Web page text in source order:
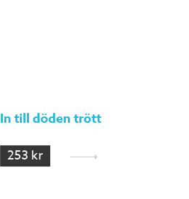
In till döden trött
253 kr